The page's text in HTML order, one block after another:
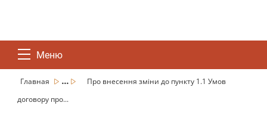
Меню
Главная ...
Про внесення зміни до пункту 1.1 Умов
договору про...